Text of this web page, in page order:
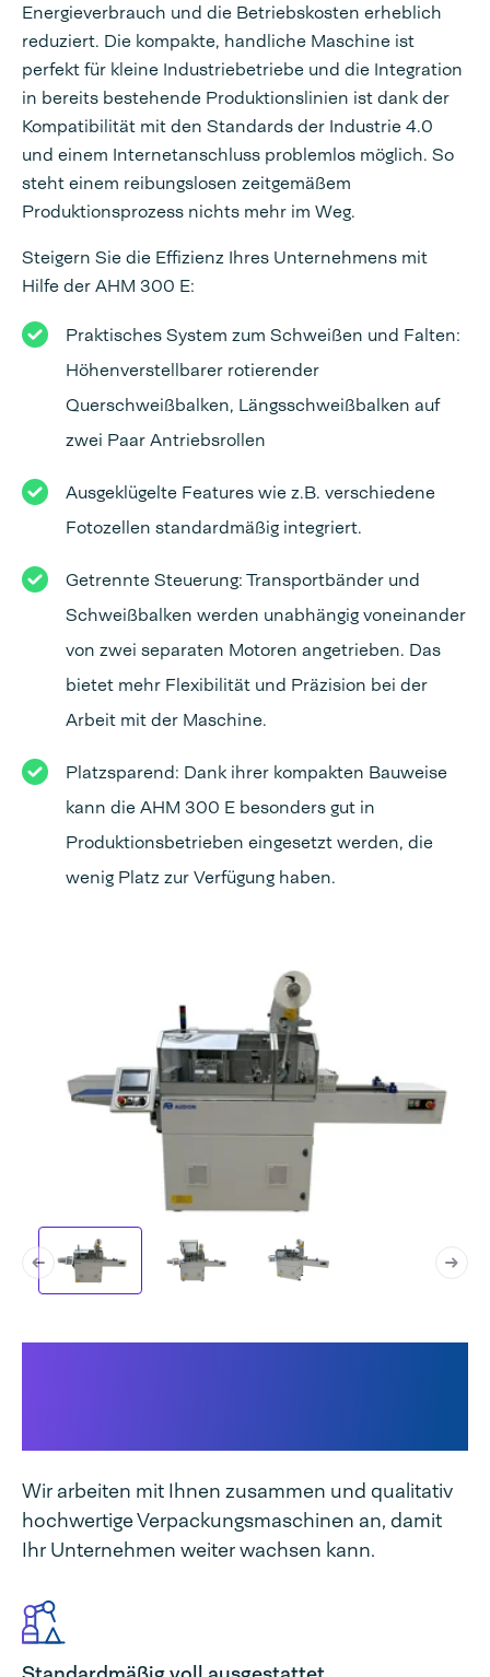
Energieverbrauch und die Betriebskosten erheblich
reduziert. Die kompakte, handliche Maschine ist
perfekt für kleine Industriebetriebe und die Integration
in bereits bestehende Produktionslinien ist dank der
Kompatibilität mit den Standards der Industrie 4.0
und einem Internetanschluss problemlos möglich. So
steht einem reibungslosen zeitgemäßem
Produktionsprozess nichts mehr im Weg.
Steigern Sie die Effizienz Ihres Unternehmens mit
Hilfe der AHM 300 E:
Praktisches System zum Schweißen und Falten:
Höhenverstellbarer rotierender
Querschweißbalken, Längsschweißbalken auf
zwei Paar Antriebsrollen
Ausgeklügelte Features wie z.B. verschiedene
Fotozellen standardmäßig integriert.
Getrennte Steuerung: Transportbänder und
Schweißbalken werden unabhängig voneinander
von zwei separaten Motoren angetrieben. Das
bietet mehr Flexibilität und Präzision bei der
Arbeit mit der Maschine.
Platzsparend: Dank ihrer kompakten Bauweise
kann die AHM 300 E besonders gut in
Produktionsbetrieben eingesetzt werden, die
wenig Platz zur Verfügung haben.
Wir arbeiten mit Ihnen zusammen und qualitativ
hochwertige Verpackungsmaschinen an, damit
Ihr Unternehmen weiter wachsen kann.